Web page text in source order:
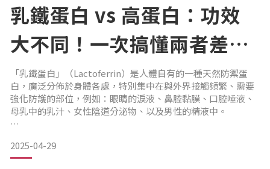
它的主要功能是刺激頭皮血流，延長毛囊的生長期，幫助毛髮
長得更健康。但要注意喔～
有些人會遇到頭皮紅紅的、癢癢的，甚至少數人會有心悸、血
壓變動的情況（尤其是高濃度版本）。
乳鐵蛋白 vs 高蛋白：功效
大不同！一次搞懂兩者差異
和補充時機、適用族群
「乳鐵蛋白」（Lactoferrin）是人體自有的一種天然防禦蛋
白，廣泛分佈於身體各處，特別集中在與外界接觸頻繁、需要
強化防護的部位，例如：眼睛的淚液、鼻腔黏膜、口腔唾液、
母乳中的乳汁、女性陰道分泌物、以及男性的精液中。
這些部位中的乳鐵蛋白，扮演著阻擋外來病原體、保護組織黏
膜、調節免疫反應的重要角色，同時也能在細菌或病毒入侵
2025-04-29